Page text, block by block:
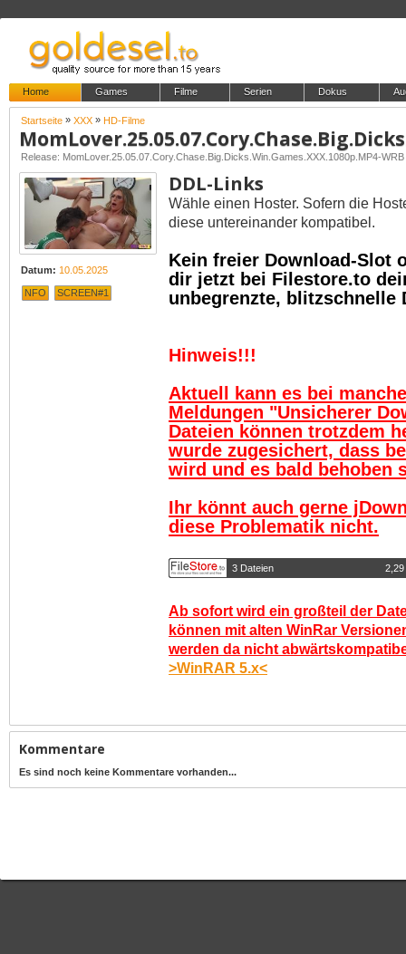
Home Games Filme Serien Dokus
Startseite » XXX » HD-Filme
Release: MomLover.25.05.07.Cory.Chase.Big.Dicks.Win.Games.XXX.1080p.MP4-WRB
Datum: 10.05.2025
NFO SCREEN#1
DDL-Links
Wähle einen Hoster. Sofern die
diese untereinander kompatibel.
Kein freier Download-Slot
dir jetzt bei Filestore.to
unbegrenzte, blitzschnelle
Hinweis!!!
Aktuell kann es bei
Meldungen "Unsicherer
Dateien können trotzdem
wurde zugesichert, dass
wird und es bald behoben
Ihr könnt auch gerne
diese Problematik nicht.
3 Dateien
Ab sofort wird ein großteil der
können mit alten WinRar
werden da nicht
>WinRAR 5.x<
Kommentare
Es sind noch keine Kommentare vorhanden...